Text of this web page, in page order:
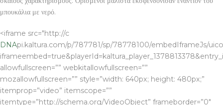
μπουκάλια με νερό.
<iframe src="http://c
DNApi.kaltura.com/p/787781/sp/78778100/embedIframeJs/
allowfullscreen=”” webkitallowfullscreen=””
mozallowfullscreen=”” style=”width: 640px; height: 480px;”
itemprop=”video” itemscope=””
itemtype=”http://schema.org/VideoObject” frameborder=”0″